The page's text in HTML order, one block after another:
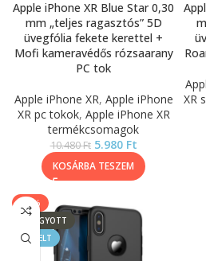
Apple iPhone XR Blue Star 0,30
mm „teljes ragasztós” 5D
üvegfólia fekete kerettel +
Mofi kameravédős rózsaarany
PC tok
Apple iPhone XR, Apple iPhone
XR pc tokok, Apple iPhone XR
termékcsomagok
10.480Ft 5.980 Ft
KOSÁRBA TESZEM
XR
-39%
ELFOGYOTT
KIEMELT